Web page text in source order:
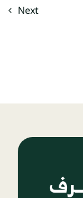
Next